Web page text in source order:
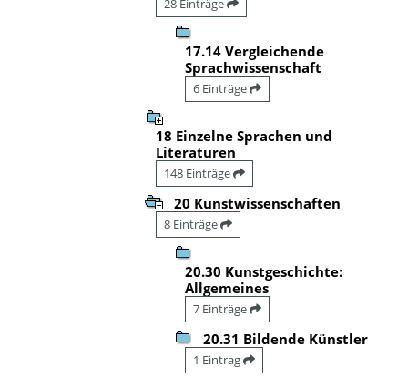
28 Einträge
17.14 Vergleichende
Sprachwissenschaft
6 Einträge
18 Einzelne Sprachen und
Literaturen
148 Einträge
20 Kunstwissenschaften
8 Einträge
20.30 Kunstgeschichte:
Allgemeines
7 Einträge
20.31 Bildende Künstler
1 Eintrag